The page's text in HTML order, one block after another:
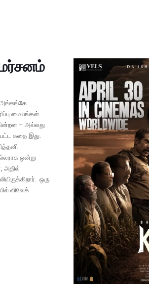
அங்கங்கே
மையங்கள்.
– அல்லது
கதை இது.
ஒன்று
அதில்
ஒரு
விவேக்